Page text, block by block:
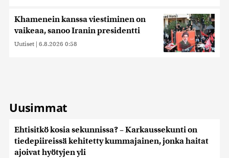
saatetaan myös siirtää ulkomaille.
Khamenein kanssa viestiminen on
vaikeaa, sanoo Iranin presidentti
Uutiset | 6.8.2026 0:58
Uusimmat
Ehtisitkö kosia sekunnissa? – Karkaussekunti on
tiedepiireissä kehitetty kummajainen, jonka haitat
ajoivat hyötyjen yli